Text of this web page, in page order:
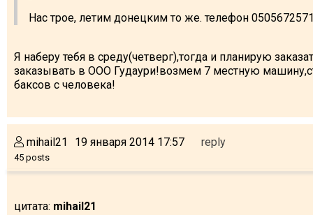
Нас трое, летим донецким то же. телефон
Я наберу тебя в среду(четверг),тогда и планирую
заказывать в ООО Гудаури!возмем 7 местную
баксов с человека!
mihail21
45 posts
19 января 2014 17:57 reply
цитата: mihail21